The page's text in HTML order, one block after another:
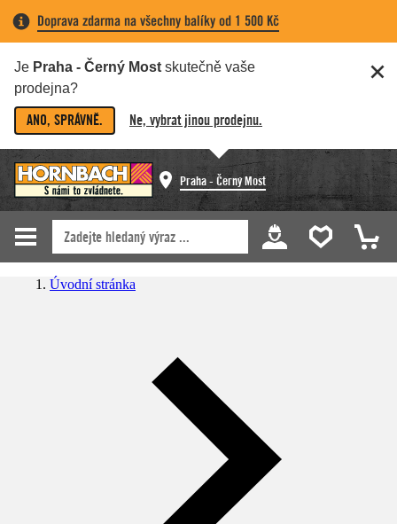
Doprava zdarma na všechny balíky od 1 500 Kč
Je Praha - Černý Most skutečně vaše
prodejna?
ANO, SPRÁVNĚ. Ne, vybrat jinou prodejnu.
Praha - Černý Most
Úvodní stránka